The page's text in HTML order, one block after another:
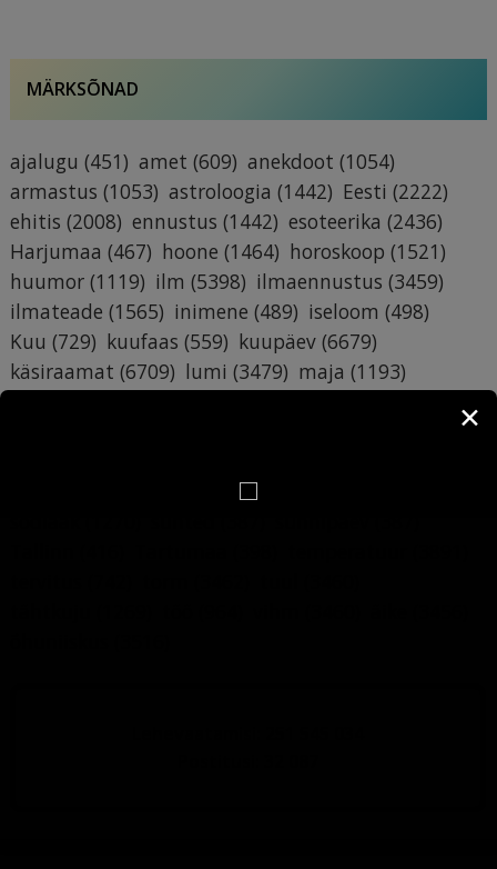
MÄRKSÕNAD
ajalugu (451) amet (609) anekdoot (1054)
armastus (1053) astroloogia (1442) Eesti (2222)
ehitis (2008) ennustus (1442) esoteerika (2436)
Harjumaa (467) hoone (1464) horoskoop (1521)
huumor (1119) ilm (5398) ilmaennustus (3459)
ilmateade (1565) inimene (489) iseloom (498)
Kuu (729) kuufaas (559) kuupäev (6679)
käsiraamat (6709) lumi (3479) maja (1193)
(483)
✕